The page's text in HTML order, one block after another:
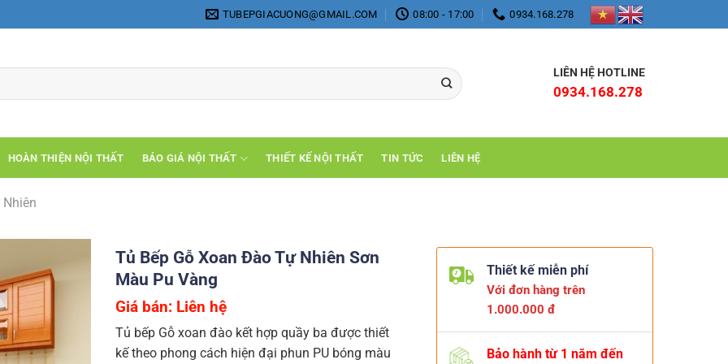
TUBEPGIACUONG@GMAIL.COM 08:00 - 17:00 0934.168.278
LIÊN HỆ HOTLINE
0934.168.278
HOÀN THIỆN NỘI THẤT BÁO GIÁ NỘI THẤT THIẾT KẾ NỘI THẤT TIN TỨC LIÊN HỆ
Tủ Bếp Gỗ Xoan Đào Tự Nhiên Sơn
Màu Pu Vàng
Giá bán: Liên hệ
Tủ bếp Gỗ xoan đào kết hợp quầy ba được thiết
kế theo phong cách hiện đại phun PU bóng màu
Thiết kế miễn phí
Với đơn hàng trên
1.000.000 đ
Bảo hành từ 1 năm đến